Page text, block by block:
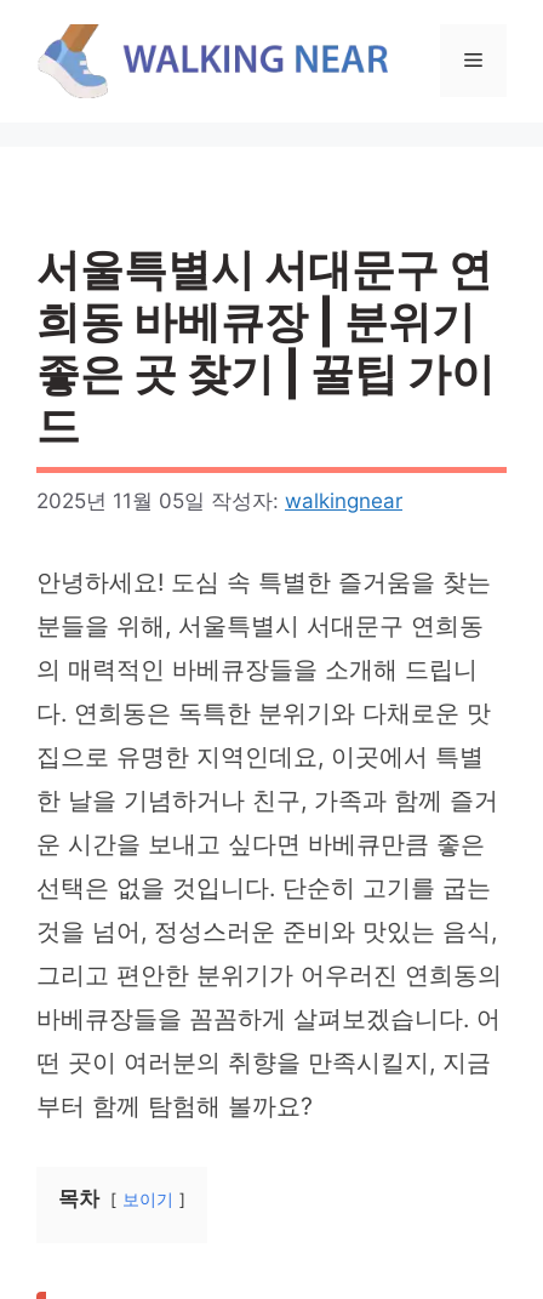
메
서울특별시 서대문구 연
희동 바베큐장 | 분위기
좋은 곳 찾기 | 꿀팁 가이
드
2025년 11월 05일 작성자: walkingnear
안녕하세요! 도심 속 특별한 즐거움을 찾는
분들을 위해, 서울특별시 서대문구 연희동
의 매력적인 바베큐장들을 소개해 드립니
다. 연희동은 독특한 분위기와 다채로운 맛
집으로 유명한 지역인데요, 이곳에서 특별
한 날을 기념하거나 친구, 가족과 함께 즐거
운 시간을 보내고 싶다면 바베큐만큼 좋은
선택은 없을 것입니다. 단순히 고기를 굽는
것을 넘어, 정성스러운 준비와 맛있는 음식,
그리고 편안한 분위기가 어우러진 연희동의
바베큐장들을 꼼꼼하게 살펴보겠습니다. 어
떤 곳이 여러분의 취향을 만족시킬지, 지금
부터 함께 탐험해 볼까요?
목차 보이기